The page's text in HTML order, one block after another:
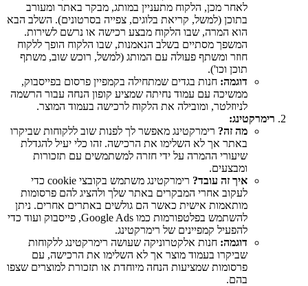
לאחר מכן, הלקוח מתעניין במותג, מבקר באתר ומעורב
בתוכן (למשל, קריאת בלוגים, צפייה בסרטונים). השלב הבא
הוא המרה, שבו הלקוח מבצע רכישה או נרשם לשירות.
המשפך מסתיים בשלב הנאמנות, שבו הלקוח הופך ללקוח
חוזר ומשתף פעולה עם המותג (למשל, רוכש שוב, משתף
תוכן וכו').
דוגמה: חנות בגדים שמתחילה בקמפיין פרסום בפייסבוק,
ממשיכה עם עמוד נחיתה שמציע קופון הנחה עבור הרשמה
לניוזלטר, ומובילה את הלקוח לרכישה בעמוד המוצר.
רימרקטינג:
מה זה? רימרקטינג מאפשר לך לפנות שוב ללקוחות שביקרו
באתר אך לא השלימו את הרכישה. זהו כלי יעיל להגדלת
שיעורי ההמרה על ידי חזרה למשתמשים עם תזכורות
ומבצעים.
איך זה עובד?
רימרקטינג משתמש בקובצי cookie כדי
לעקוב אחרי המבקרים באתר שלך ולהציג להם פרסומות
מותאמות אישית כאשר הם גולשים באתרים אחרים. ניתן
להשתמש בפלטפורמות כמו Google Ads, פייסבוק ועוד כדי
להפעיל קמפיינים של רימרקטינג.
דוגמה: חנות אלקטרוניקה שעושה רימרקטינג ללקוחות
שביקרו בעמוד מוצר אך לא השלימו את הרכישה, עם
פרסומות שמציעות הנחה מיוחדת או תזכורת למוצרים שצפו
בהם.